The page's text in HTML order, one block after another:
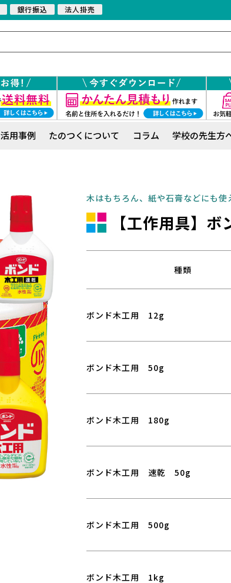
銀行振込 法人掛売
活用事例 たのつくについて コラム 学校の先生方
木はもちろん、紙や石膏などにも使
【工作用具】ボ
種類
ボンド木工用 12g
ボンド木工用 50g
ボンド木工用 180g
ボンド木工用 速乾 50g
ボンド木工用 500g
ボンド木工用 1kg